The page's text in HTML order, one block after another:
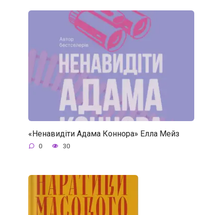
«Ненавидіти Адама Коннора» Елла Мейз
0 30